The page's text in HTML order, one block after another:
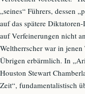
„seines“ Führers, dessen
auf das spätere
auf Verfeinerungen nicht
Weltherrscher war in
Übrigen erbärmlich. In
Houston Stewart
Zeit“, fundamentalistisch